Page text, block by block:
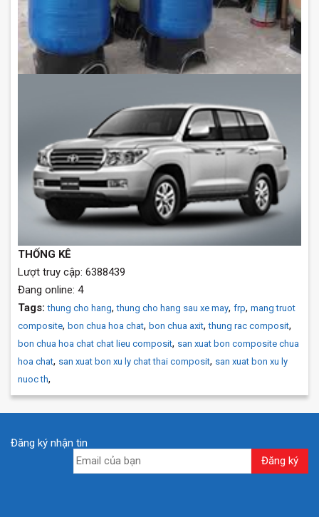
THỐNG KÊ
Lượt truy cập: 6388439
Đang online: 4
Tags: thung cho hang,thung cho hang sau xe may, frp, mang truot
composite, bon chua hoa chat, bon chua axit,thung rac composit,
bon chua hoa chat chat lieu composit, san xuat bon composite chua
hoa chat, san xuat bon xu ly chat thai composit, san xuat bon xu ly
nuoc th,
Đăng ký nhận tin